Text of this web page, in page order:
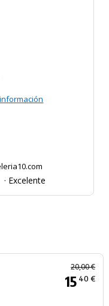
· Excelente
20,00 €
15 40 €